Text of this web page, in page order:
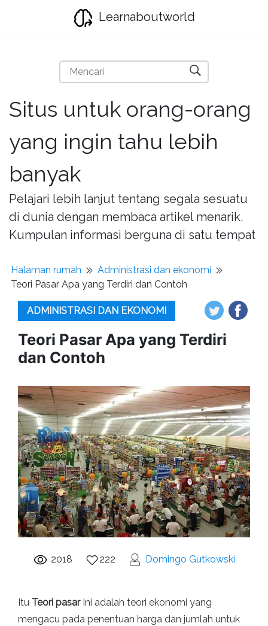
Learnaboutworld
Situs untuk orang-orang
yang ingin tahu lebih
banyak
Pelajari lebih lanjut tentang segala sesuatu
di dunia dengan membaca artikel menarik.
Kumpulan informasi berguna di satu tempat
Halaman rumah
Administrasi dan ekonomi
Teori Pasar Apa yang Terdiri dan Contoh
ADMINISTRASI DAN EKONOMI
Teori Pasar Apa yang Terdiri
dan Contoh
2018 222 Domingo Gutkowski
Itu Teori pasarIni adalah teori ekonomi yang
mengacu pada penentuan harga dan jumlah untuk